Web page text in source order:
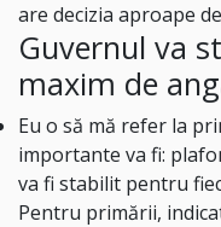
are decizia aproape
Guvernul va
maxim de
Eu o să mă refer la
importante va fi:
va fi stabilit pentru
Pentru primării,